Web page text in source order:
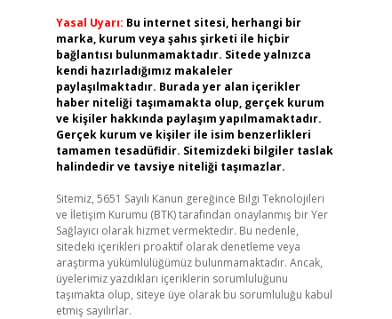
Yasal Uyarı: Bu internet sitesi, herhangi bir
marka, kurum veya şahıs şirketi ile hiçbir
bağlantısı bulunmamaktadır. Sitede yalnızca
kendi hazırladığımız makaleler
paylaşılmaktadır. Burada yer alan içerikler
haber niteliği taşımamakta olup, gerçek kurum
ve kişiler hakkında paylaşım yapılmamaktadır.
Gerçek kurum ve kişiler ile isim benzerlikleri
tamamen tesadüfidir. Sitemizdeki bilgiler taslak
halindedir ve tavsiye niteliği taşımazlar.
Sitemiz, 5651 Sayılı Kanun gereğince Bilgi Teknolojileri
ve İletişim Kurumu (BTK) tarafından onaylanmış bir Yer
Sağlayıcı olarak hizmet vermektedir. Bu nedenle,
sitedeki içerikleri proaktif olarak denetleme veya
araştırma yükümlülüğümüz bulunmamaktadır. Ancak,
üyelerimiz yazdıkları içeriklerin sorumluluğunu
taşımakta olup, siteye üye olarak bu sorumluluğu kabul
etmiş sayılırlar.